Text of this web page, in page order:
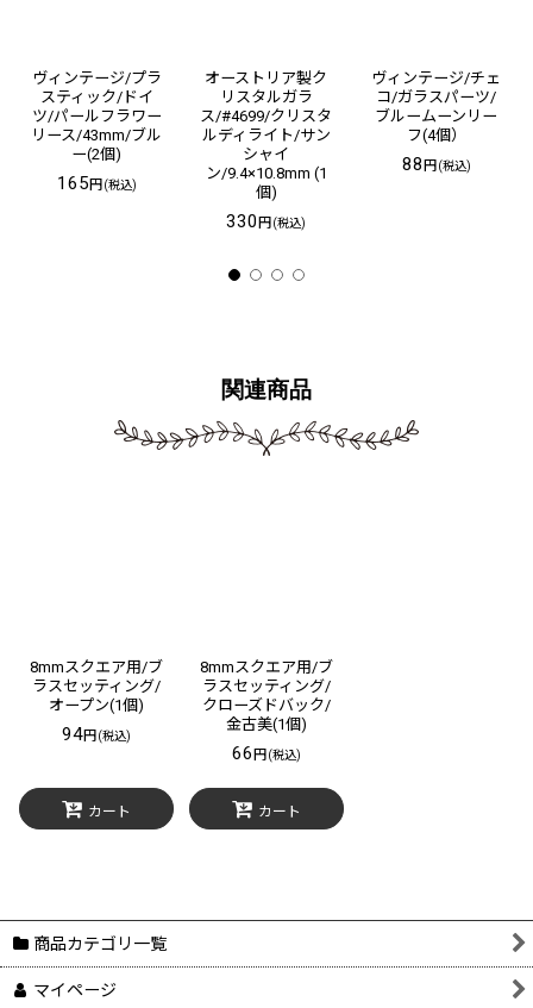
ヴィンテージ/プラ
スティック/ドイ
ツ/パールフラワー
リース/43mm/ブル
ー(2個)
165 円 (税込)
オーストリア製ク
リスタルガラ
ス/#4699/クリスタ
ルディライト/サン
シャイ
ン/9.4×10.8mm (1
個)
330円 (税込)
ヴィンテージ/チェ
コ/ガラスパーツ/
ブルームーンリー
フ(4個）
88 円 (税込)
関連商品
8mmスクエア用/ブ
ラスセッティング/
オープン(1個)
94円 (税込)
カート
8mmスクエア用/ブ
ラスセッティング/
クローズドバック/
金古美(1個)
66 円 (税込)
カート
商品カテゴリ一覧
マイページ